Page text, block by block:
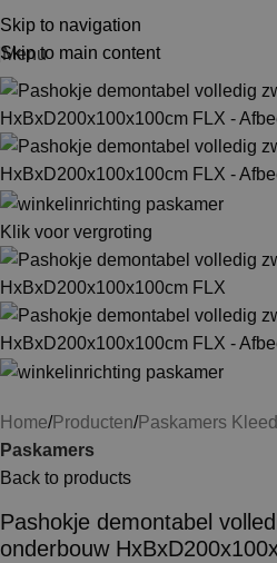
Skip to navigation
Skip to main content
Menu
Klik voor vergroting
Home Producten Paskamers
Paskamers
Back to products
Pashokje demontabel
onderbouw